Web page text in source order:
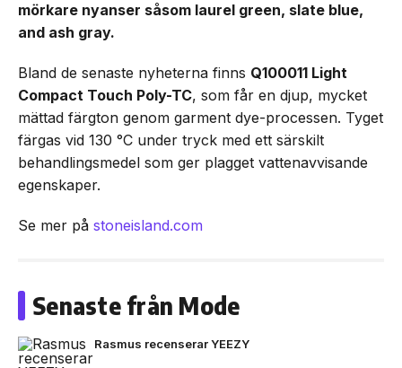
mörkare nyanser såsom laurel green, slate blue,
and ash gray.
Bland de senaste nyheterna finns Q100011 Light
Compact Touch Poly-TC, som får en djup, mycket
mättad färgton genom garment dye-processen. Tyget
färgas vid 130 °C under tryck med ett särskilt
behandlingsmedel som ger plagget vattenavvisande
egenskaper.
Se mer på stoneisland.com
Senaste från Mode
Rasmus recenserar YEEZY